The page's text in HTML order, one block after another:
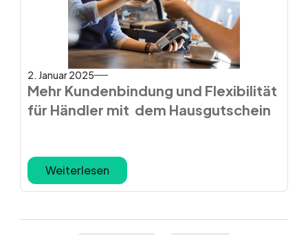
2. Januar 2025
Mehr Kundenbindung und Flexibilität
für Händler mit dem Hausgutschein
Weiterlesen